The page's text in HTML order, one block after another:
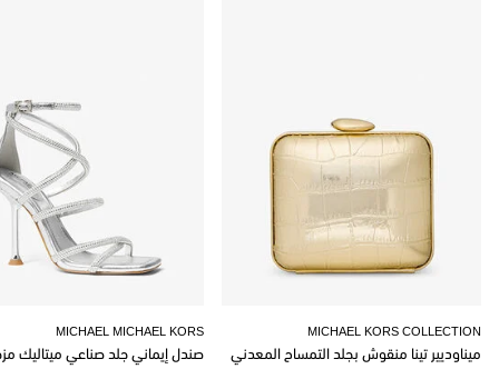
MICHAEL MICHAEL KORS
صندل إيماني جلد صناعي ميتاليك
MICHAEL KORS COLLECTION
ميناوديير تينا منقوش بجلد التمساح المعدني